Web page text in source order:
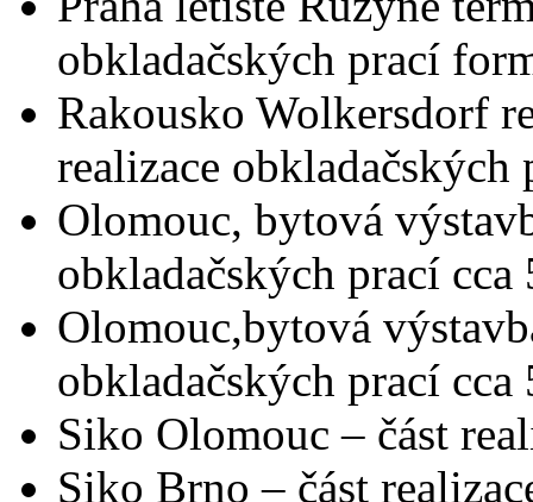
obkladačských prací
Rakousko Wolkersdorf
realizace obkladačských
Olomouc, bytová
obkladačských prací cca
Olomouc,bytová
obkladačských prací cca
Siko Olomouc – část
Siko Brno – část